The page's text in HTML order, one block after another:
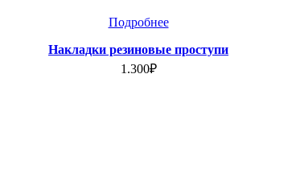
Подробнее
Накладки резиновые проступи
1.300₽